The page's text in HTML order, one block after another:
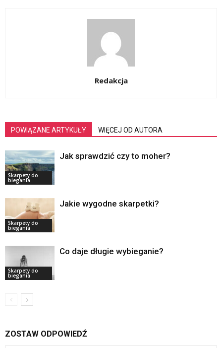
Redakcja
POWIĄZANE ARTYKUŁY WIĘCEJ OD AUTORA
Skarpety do
biegania
Jak sprawdzić czy to moher?
Skarpety do
biegania
Jakie wygodne skarpetki?
Skarpety do
biegania
Co daje długie wybieganie?
ZOSTAW ODPOWIEDŹ